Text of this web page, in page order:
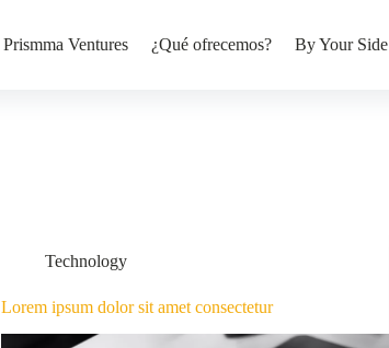
Prismma Ventures ¿Qué ofrecemos? By Your Side
Technology
Lorem ipsum dolor sit amet consectetur